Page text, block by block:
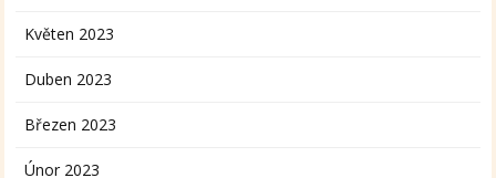
Květen 2023
Duben 2023
Březen 2023
Únor 2023